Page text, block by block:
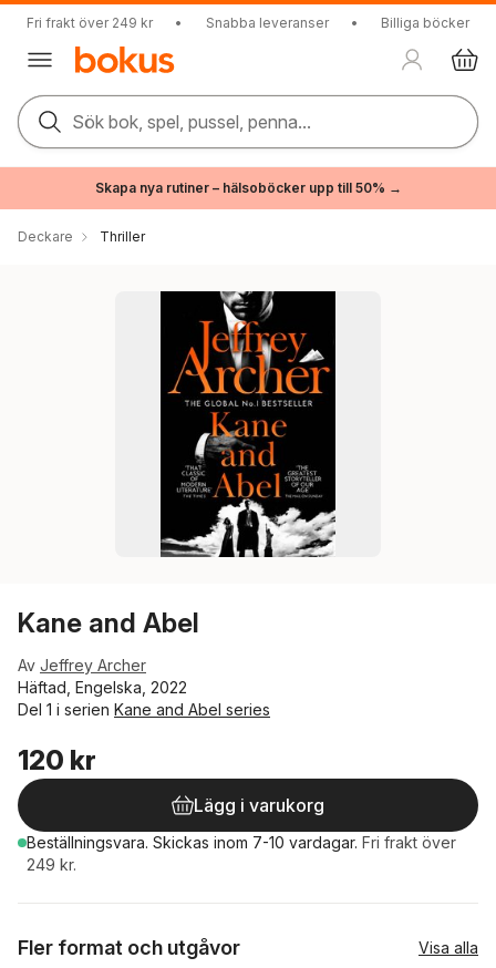
Fri frakt över 249 kr • Snabba leveranser • Billiga böcker
Sök bok, spel, pussel, penna...
Skapa nya rutiner – hälsoböcker upp till 50% →
Deckare Thriller
Kane and Abel
Av Jeffrey Archer
Häftad, Engelska, 2022
Del 1 i serien Kane and Abel series
120 kr
Lägg i varukorg
Beställningsvara. Skickas inom 7-10 vardagar. Fri frakt över
249 kr.
Fler format och utgåvor Visa alla